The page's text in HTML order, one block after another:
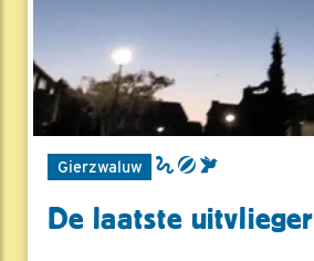
Gierzwaluw
De laatste uitvlieger